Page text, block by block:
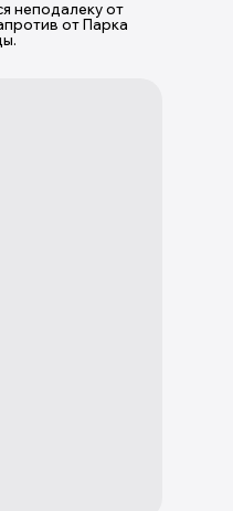
неподалеку от
от Парка